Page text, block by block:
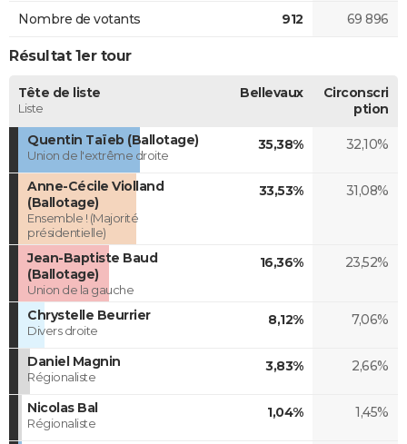
Nombre de votants 912 69 896
Résultat 1er tour
Tête de liste
Liste
Bellevaux
Circonscri
ption
Quentin Taïeb (Ballotage)
Union de l'extrême droite
35,38% 32,10%
Anne-Cécile Violland
(Ballotage)
Ensemble ! (Majorité
présidentielle)
33,53% 31,08%
Jean-Baptiste Baud
(Ballotage)
Union de la gauche
16,36% 23,52%
Chrystelle Beurrier
Divers droite
8,12% 7,06%
Daniel Magnin
Régionaliste
3,83% 2,66%
Nicolas Bal
Régionaliste
1,04% 1,45%